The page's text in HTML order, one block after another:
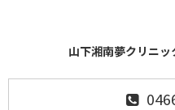
山下湘南夢クリニッ